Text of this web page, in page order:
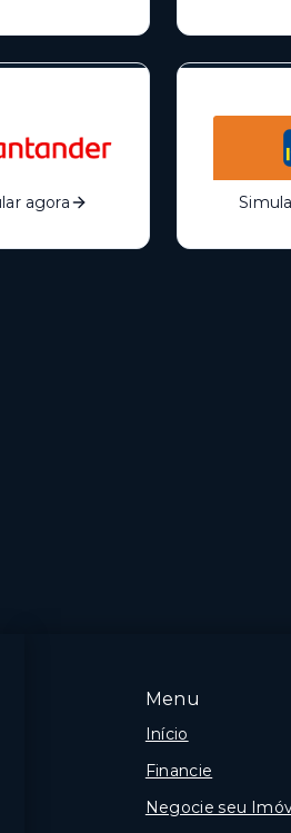
agora
Menu
Início
Financie
Negocie seu